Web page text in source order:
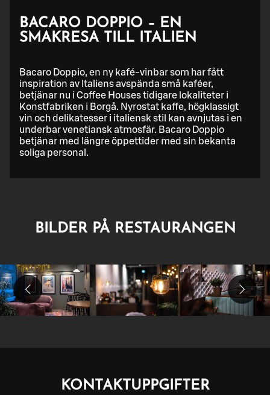
BACARO DOPPIO – EN
SMAKRESA TILL ITALIEN
Bacaro Doppio, en ny kafé-vinbar som har fått
inspiration av Italiens avspända små kaféer,
betjänar nu i Coffee Houses tidigare lokaliteter i
Konstfabriken i Borgå. Nyrostat kaffe, högklassigt
vin och delikatesser i italiensk stil kan avnjutas i en
underbar venetiansk atmosfär. Bacaro Doppio
betjänar med längre öppettider med sin bekanta
soliga personal.
BILDER PÅ RESTAURANGEN
KONTAKTUPPGIFTER